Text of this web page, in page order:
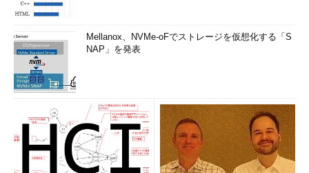
Mellanox、NVMe-oFでストレージを仮想化する「S
NAP」を発表